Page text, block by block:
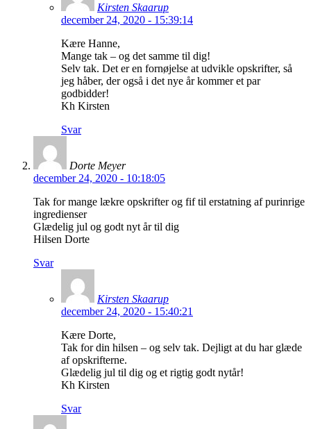
Kirsten Skaarup
december 24, 2020 - 15:39:14
Kære Hanne,
Mange tak – og det samme til dig!
Selv tak. Det er en fornøjelse at udvikle opskrifter, så
jeg håber, der også i det nye år kommer et par
godbidder!
Kh Kirsten
Svar
Dorte Meyer
december 24, 2020 - 10:18:05
Tak for mange lækre opskrifter og fif til erstatning af purinrige
ingredienser
Glædelig jul og godt nyt år til dig
Hilsen Dorte
Svar
Kirsten Skaarup
december 24, 2020 - 15:40:21
Kære Dorte,
Tak for din hilsen – og selv tak. Dejligt at du har glæde
af opskrifterne.
Glædelig jul til dig og et rigtig godt nytår!
Kh Kirsten
Svar